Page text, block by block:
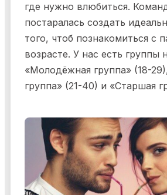
где нужно влюбиться.
постаралась создать
того, чтоб познакомиться с
возрасте. У нас есть группы
«Молодёжная группа» (18-
группа» (21-40) и «Старшая